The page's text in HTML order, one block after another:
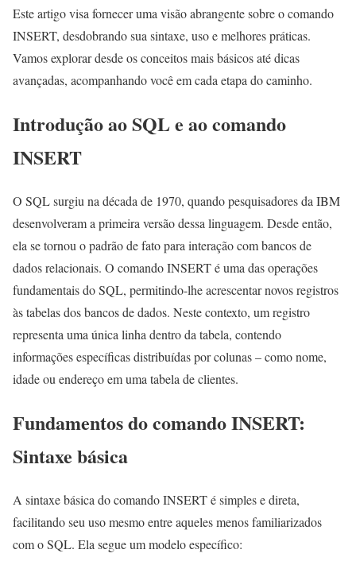
Este artigo visa fornecer uma visão abrangente sobre o comando
INSERT, desdobrando sua sintaxe, uso e melhores práticas.
Vamos explorar desde os conceitos mais básicos até dicas
avançadas, acompanhando você em cada etapa do caminho.
Introdução ao SQL e ao comando
INSERT
O SQL surgiu na década de 1970, quando pesquisadores da IBM
desenvolveram a primeira versão dessa linguagem. Desde então,
ela se tornou o padrão de fato para interação com bancos de
dados relacionais. O comando INSERT é uma das operações
fundamentais do SQL, permitindo-lhe acrescentar novos registros
às tabelas dos bancos de dados. Neste contexto, um registro
representa uma única linha dentro da tabela, contendo
informações específicas distribuídas por colunas – como nome,
idade ou endereço em uma tabela de clientes.
Fundamentos do comando INSERT:
Sintaxe básica
A sintaxe básica do comando INSERT é simples e direta,
facilitando seu uso mesmo entre aqueles menos familiarizados
com o SQL. Ela segue um modelo específico: